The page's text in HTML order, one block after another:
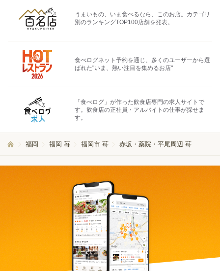
うまいもの、いま食べるなら、このお店。カテゴリ
別のランキングTOP100店舗を発表。
食べログネット予約を通じ、多くのユーザーから選
ばれた"いま、熱い注目を集めるお店"
「食べログ」が作った飲食店専門の求人サイトで
す。飲食店の正社員・アルバイトの仕事が探せま
す。
福岡 福岡 苺 福岡市 苺 赤坂・薬院・平尾周辺 苺